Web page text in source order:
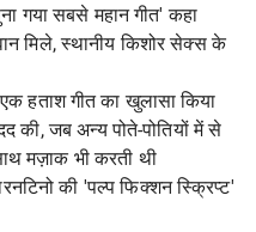
गया सबसे महान गीत' कहा
मिले, स्थानीय किशोर सेक्स के
हताश गीत का खुलासा किया
की, जब अन्य पोते-पोतियों में से
मज़ाक भी करती थी
की 'पल्प फिक्शन स्क्रिप्ट'